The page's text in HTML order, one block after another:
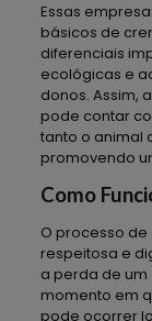
Essas
básicos de
diferenciais
ecológicas e
donos. Assim,
pode contar
tanto o animal
promovendo
Como
O processo
respeitosa e
a perda de
momento em
pode ocorrer